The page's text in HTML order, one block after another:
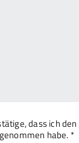
dass ich den
habe. *